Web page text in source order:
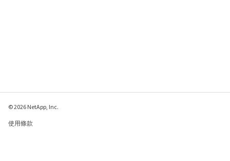
© 2026 NetApp, Inc.
使用條款